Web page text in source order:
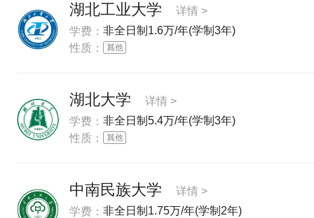
湖北工业大学
详情 >
学费： 非全日制1.6万/年(学制3年)
性质：
湖北大学
详情 >
学费： 非全日制5.4万/年(学制3年)
性质：
中南民族大学
详情 >
学费： 非全日制1.75万/年(学制2年)